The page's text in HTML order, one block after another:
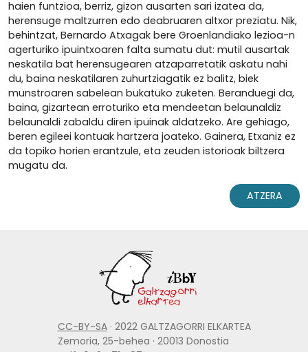
haien funtzioa, berriz, gizon ausarten sari izatea da,
herensuge maltzurren edo deabruaren altxor preziatu. Nik,
behintzat, Bernardo Atxagak bere Groenlandiako lezioa-n
agerturiko ipuintxoaren falta sumatu dut: mutil ausartak
neskatila bat herensugearen atzaparretatik askatu nahi
du, baina neskatilaren zuhurtziagatik ez balitz, biek
munstroaren sabelean bukatuko zuketen. Beranduegi da,
baina, gizartean erroturiko eta mendeetan belaunaldiz
belaunaldi zabaldu diren ipuinak aldatzeko. Are gehiago,
beren egileei kontuak hartzera joateko. Gainera, Etxaniz ez
da topiko horien erantzule, eta zeuden istorioak biltzera
mugatu da.
ATZERA
CC-BY-SA· 2022 GALTZAGORRI ELKARTEA
Zemoria, 25-behea · 20013 Donostia